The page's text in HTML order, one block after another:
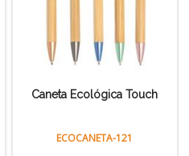
Caneta Ecológica Touch
ECOCANETA-121